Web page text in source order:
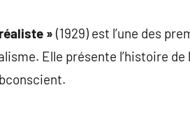
» (1929) est l’une des
Elle présente l’histoire de